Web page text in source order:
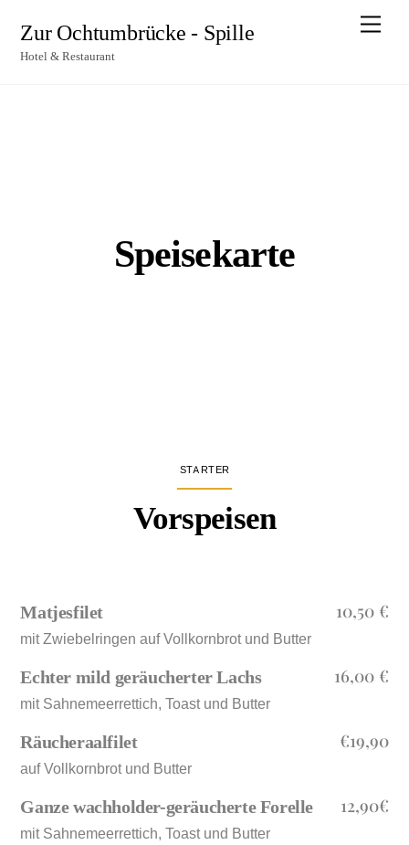
content
Zur Ochtumbrücke - Spille
Hotel & Restaurant
Speisekarte
STARTER
Vorspeisen
Matjesfilet
mit Zwiebelringen auf Vollkornbrot und Butter
10,50 €
Echter mild geräucherter Lachs
mit Sahnemeerrettich, Toast und Butter
16,00 €
Räucheraalfilet
auf Vollkornbrot und Butter
€19,90
Ganze wachholder-geräucherte Forelle
mit Sahnemeerrettich, Toast und Butter
12,90€